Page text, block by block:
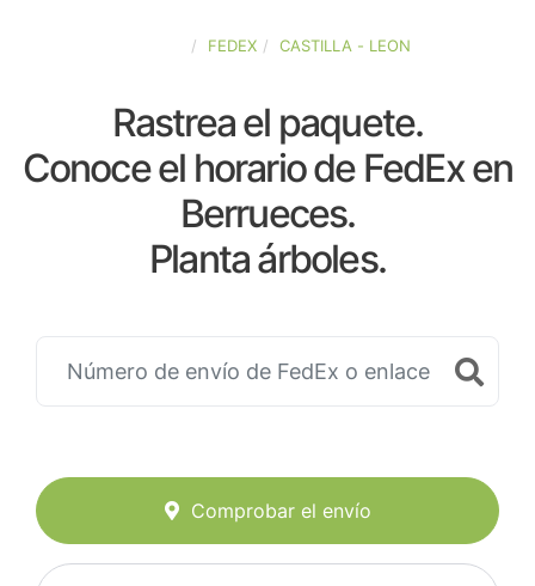
FEDEX CASTILLA - LEON
Rastrea el paquete.
Conoce el horario de FedEx en
Berrueces.
Planta árboles.
Comprobar el envío